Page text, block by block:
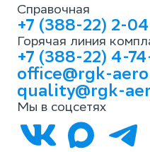
Справочная
+7 (388-22) 2-
Горячая линия
+7 (388-22) 4-
office@rgk-
quality@rgk-
Мы в соцсетях